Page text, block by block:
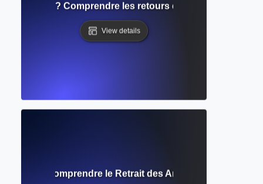
l'édition ? Comprendre les retours des évaluateurs et
View details
? Comprendre le Retrait des Articles Publiés et